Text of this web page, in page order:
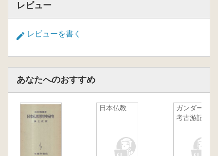
大成経』の儒仏神へ 石井公成
レビュー
レビューを書く
あなたへのおすすめ
日本仏教
ガンダーラ
考古游記